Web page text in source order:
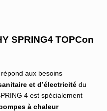
SPRING4 TOPCon
aux besoins
et d’électricité du
4 est spécialement
à chaleur